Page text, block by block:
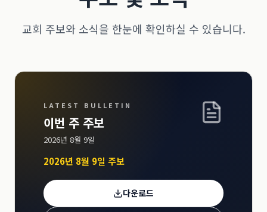
교회 주보와 소식을 한눈에 확인하실 수 있습니다.
LATEST BULLETIN
이번 주 주보
2026년 8월 9일
2026년 8월 9일 주보
다운로드